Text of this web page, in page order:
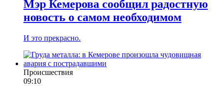
Мэр Кемерова сообщил радостную
новость о самом необходимом
И это прекрасно.
Происшествия
09:10